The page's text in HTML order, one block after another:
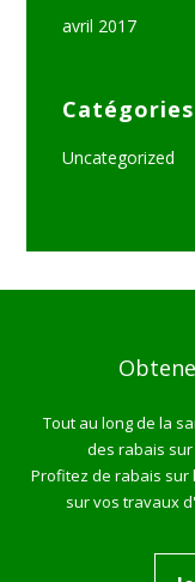
avril 2017
Catégories
Uncategorized
Tout au long de la
des rabais
Profitez de rabais sur
sur vos travaux